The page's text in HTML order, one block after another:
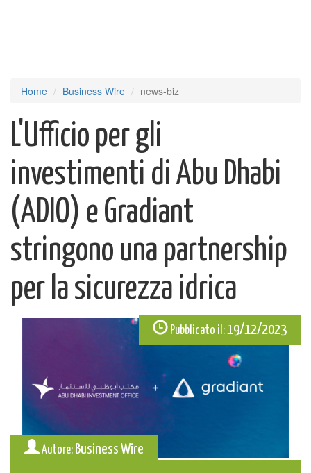
Home Business Wire news-biz
L'Ufficio per gli
investimenti di Abu Dhabi
(ADIO) e Gradiant
stringono una partnership
per la sicurezza idrica
Pubblicato il:19/12/2023
Autore: Business Wire